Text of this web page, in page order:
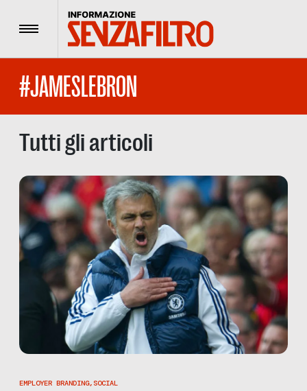
Menu
#JAMESLEBRON
Tutti gli articoli
EMPLOYER BRANDING, SOCIAL